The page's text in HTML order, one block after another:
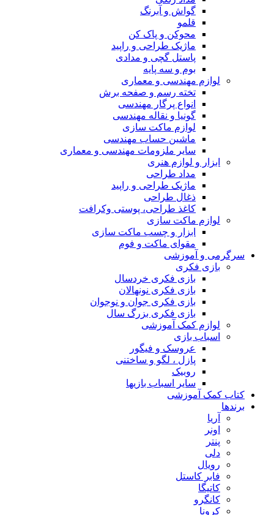
گواش و آبرنگ
قلمو
محوکن و پاک کن
ماژیک طراحی و راپید
پاستل گچی و مدادی
بوم و سه پایه
لوازم مهندسی و معماری
تخته رسم و صفحه برش
انواع پرگار مهندسی
گونیا و نقاله مهندسی
لوازم ماکت سازی
ماشین حساب مهندسی
سایر ملزومات مهندسی و معماری
ابزار و لوازم هنری
مداد طراحی
ماژیک طراحی و راپید
ذغال طراحی
کاغذ طراحی، پوستی وکرافت
لوازم ماکت سازی
ابزار و چسب ماکت سازی
مقوای ماکت و فوم
سرگرمی و آموزشی
بازی فکری
بازی فکری خردسال
بازی فکری نونهالان
بازی فکری جوان و نوجوان
بازی فکری بزرگ سال
لوازم کمک آموزشی
اسباب بازی
عروسک و فیگور
پازل ، لگو و ساختنی
روبیک
سایر اسباب بازیها
کتاب کمک آموزشی
برندها
آریا
اونر
پنتر
دلی
رویال
فابر کاستل
کاتیگا
کانگرو
کرونا